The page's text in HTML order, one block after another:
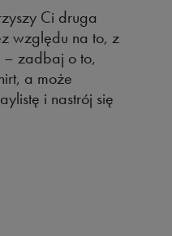
Ci druga
względu na to, z
– zadbaj o to,
a może
i nastrój się